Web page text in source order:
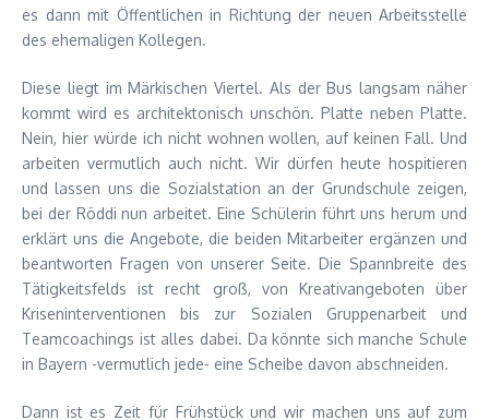
es dann mit Öffentlichen in Richtung der neuen Arbeitsstelle
des ehemaligen Kollegen.
Diese liegt im Märkischen Viertel. Als der Bus langsam näher
kommt wird es architektonisch unschön. Platte neben Platte.
Nein, hier würde ich nicht wohnen wollen, auf keinen Fall. Und
arbeiten vermutlich auch nicht. Wir dürfen heute hospitieren
und lassen uns die Sozialstation an der Grundschule zeigen,
bei der Röddi nun arbeitet. Eine Schülerin führt uns herum und
erklärt uns die Angebote, die beiden Mitarbeiter ergänzen und
beantworten Fragen von unserer Seite. Die Spannbreite des
Tätigkeitsfelds ist recht groß, von Kreativangeboten über
Kriseninterventionen bis zur Sozialen Gruppenarbeit und
Teamcoachings ist alles dabei. Da könnte sich manche Schule
in Bayern -vermutlich jede- eine Scheibe davon abschneiden.
Dann ist es Zeit für Frühstück und wir machen uns auf zum